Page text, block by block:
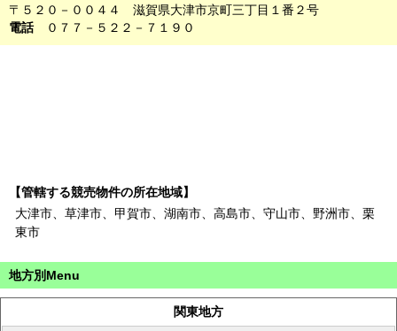
〒５２０－００４４ 滋賀県大津市京町三丁目１番２号
電話０７７－５２２－７１９０
【管轄する競売物件の所在地域】
大津市、草津市、甲賀市、湖南市、高島市、守山市、野洲市、栗
東市
地方別Menu
関東地方